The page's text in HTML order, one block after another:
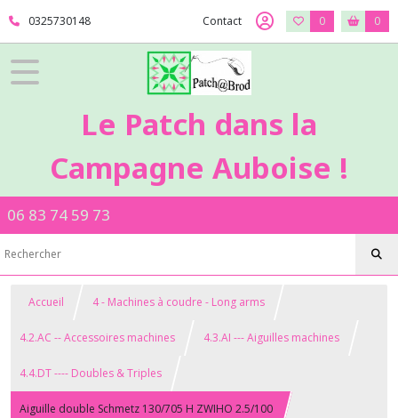
0325730148 Contact 0 0
Le Patch dans la
Campagne Auboise !
06 83 74 59 73
Accueil 4 - Machines à coudre - Long arms
4.2.AC -- Accessoires machines 4.3.AI --- Aiguilles machines
4.4.DT ---- Doubles & Triples
Aiguille double Schmetz 130/705 H ZWIHO 2.5/100